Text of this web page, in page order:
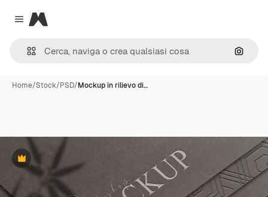
Close menu
Magnific
Cerca
Home/Stock/PSD/Mockup in rilievo di…
Premium